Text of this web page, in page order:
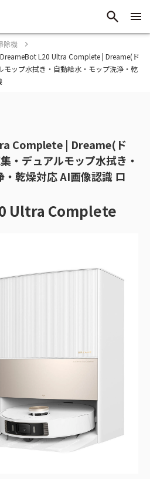
除機
L20 Ultra Complete | Dreame(ド
モップ水拭き・自動給水・モップ洗浄・乾
Complete | Dreame(ド
・デュアルモップ水拭き・
乾燥対応 AI画像認識 ロ
Ultra Complete